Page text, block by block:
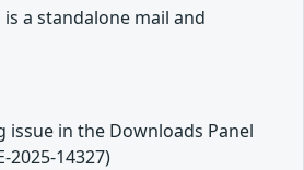
a standalone mail and
issue in the Downloads Panel
2025-14327)